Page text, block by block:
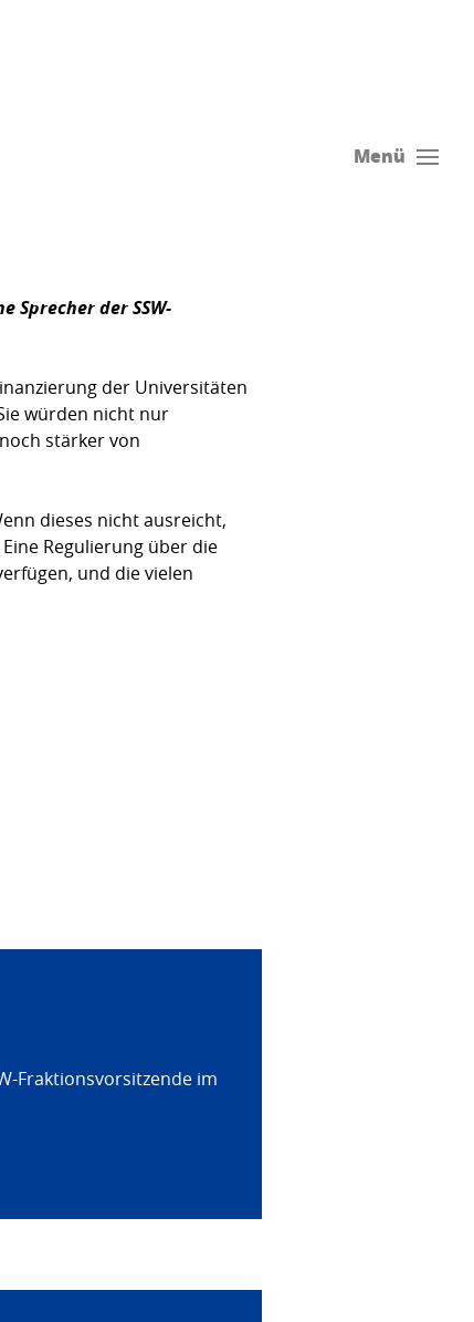
Menü
der SSW-
der Universitäten
würden nicht nur
stärker von
dieses nicht ausreicht,
Regulierung über die
und die vielen
Fraktionsvorsitzende im